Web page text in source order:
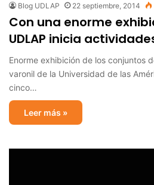
Blog UDLAP 22 septiembre, 2014
Con una enorme
UDLAP inicia
Enorme exhibición de los conjuntos
varonil de la Universidad de las
cinco…
Leer más »